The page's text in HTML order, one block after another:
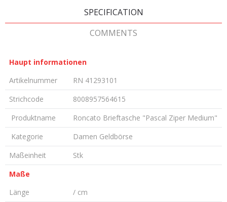
SPECIFICATION
COMMENTS
Haupt informationen
Artikelnummer
RN 41293101
Strichcode
8008957564615
Produktname
Roncato Brieftasche "Pascal Ziper Medium"
Kategorie
Damen Geldbörse
Maßeinheit
Stk
Maße
Länge
/ cm